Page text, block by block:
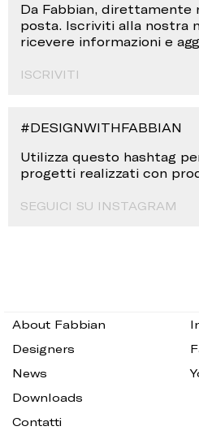
Da Fabbian, direttamente
posta. Iscriviti alla nostra
ricevere informazioni e
ISCRIVITI
#DESIGNWITHFABBIAN
Utilizza questo hashtag
progetti realizzati con
SEGUICI SU INSTAGRAM
About Fabbian
Designers
News
Downloads
Contatti